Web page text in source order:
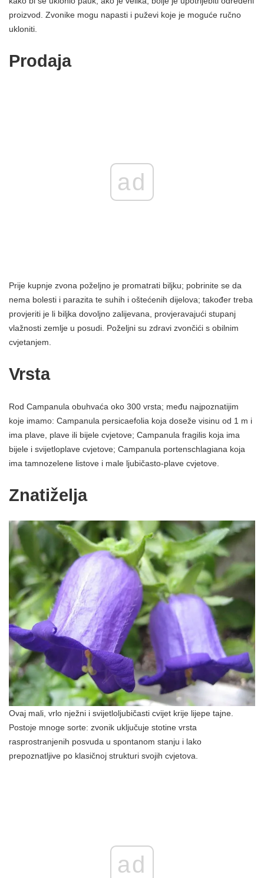
proizvod. Zvonike mogu napasti i puževi koje je moguće ručno
ukloniti.
Prodaja
ad
Prije kupnje zvona poželjno je promatrati biljku; pobrinite se da
nema bolesti i parazita te suhih i oštećenih dijelova; također treba
provjeriti je li biljka dovoljno zalijevana, provjeravajući stupanj
vlažnosti zemlje u posudi. Poželjni su zdravi zvončići s obilnim
cvjetanjem.
Vrsta
Rod Campanula obuhvaća oko 300 vrsta; među najpoznatijim
koje imamo: Campanula persicaefolia koja doseže visinu od 1 m i
ima plave, plave ili bijele cvjetove; Campanula fragilis koja ima
bijele i svijetloplave cvjetove; Campanula portenschlagiana koja
ima tamnozelene listove i male ljubičasto-plave cvjetove.
Znatiželja
Ovaj mali, vrlo nježni i svijetloljubičasti cvijet krije lijepe tajne.
Postoje mnoge sorte: zvonik uključuje stotine vrsta
rasprostranjenih posvuda u spontanom stanju i lako
prepoznatljive po klasičnoj strukturi svojih cvjetova.
ad